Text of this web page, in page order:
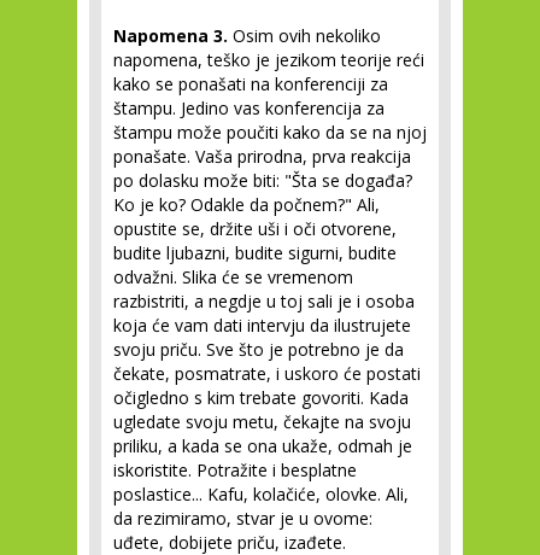
Napomena 3. Osim ovih nekoliko
napomena, teško je jezikom teorije reći
kako se ponašati na konferenciji za
štampu. Jedino vas konferencija za
štampu može poučiti kako da se na njoj
ponašate. Vaša prirodna, prva reakcija
po dolasku može biti: "Šta se događa?
Ko je ko? Odakle da počnem?" Ali,
opustite se, držite uši i oči otvorene,
budite ljubazni, budite sigurni, budite
odvažni. Slika će se vremenom
razbistriti, a negdje u toj sali je i osoba
koja će vam dati intervju da ilustrujete
svoju priču. Sve što je potrebno je da
čekate, posmatrate, i uskoro će postati
očigledno s kim trebate govoriti. Kada
ugledate svoju metu, čekajte na svoju
priliku, a kada se ona ukaže, odmah je
iskoristite. Potražite i besplatne
poslastice... Kafu, kolačiće, olovke. Ali,
da rezimiramo, stvar je u ovome:
uđete, dobijete priču, izađete.